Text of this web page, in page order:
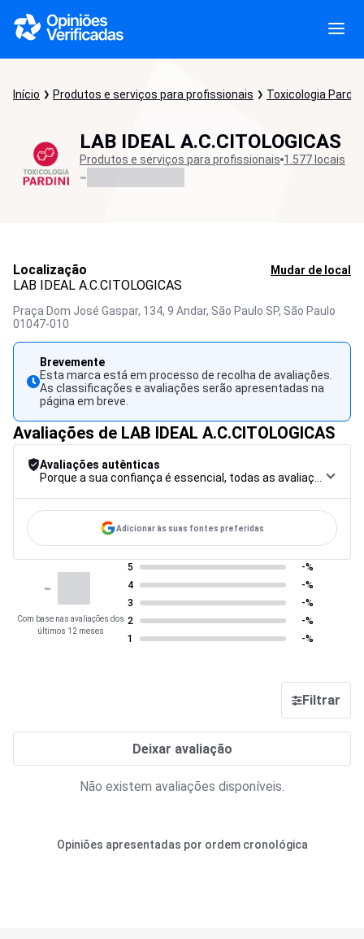
Início Produtos e serviços para profissionais Toxicologia Pardini
LAB IDEAL A.C.CITOLOGICAS
Produtos e serviços para profissionais 1.577 locais
-
Localização Mudar de local
LAB IDEAL A.C.CITOLOGICAS
Praça Dom José Gaspar, 134, 9 Andar, São Paulo SP, São Paulo
01047-010
Brevemente
Esta marca está em processo de recolha de avaliações.
As classificações e avaliações serão apresentadas na
página em breve.
Avaliações de LAB IDEAL A.C.CITOLOGICAS
Avaliações autênticas
Adicionar às suas fontes preferidas
-
Com base nas avaliações dos
últimos 12 meses
5
-%
4
-%
3
-%
2
-%
1
-%
Filtrar
Deixar avaliação
Não existem avaliações disponíveis.
Opiniões apresentadas por ordem cronológica